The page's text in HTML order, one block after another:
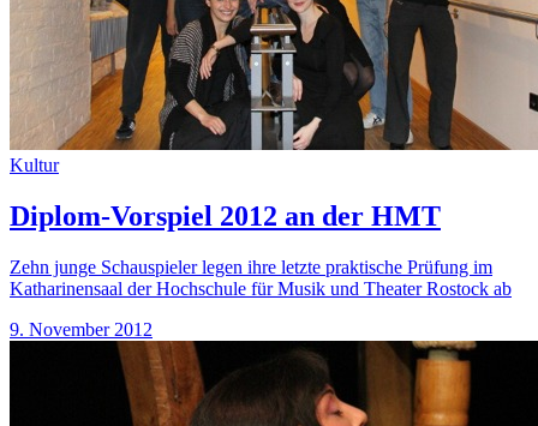
Kultur
Diplom-Vorspiel 2012 an der HMT
Zehn junge Schauspieler legen ihre letzte praktische Prüfung im
Katharinensaal der Hochschule für Musik und Theater Rostock ab
9. November 2012